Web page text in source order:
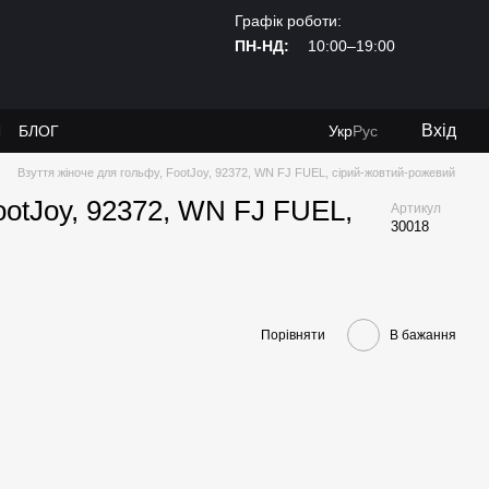
Графік роботи:
ПН-НД:
10:00–19:00
БЛОГ УкрРус Вхід
Взуття жіноче для гольфу, FootJoy, 92372, WN FJ FUEL, сірий-жовтий-рожевий
92372, WN FJ FUEL,
Артикул
30018
Порівняти В бажання